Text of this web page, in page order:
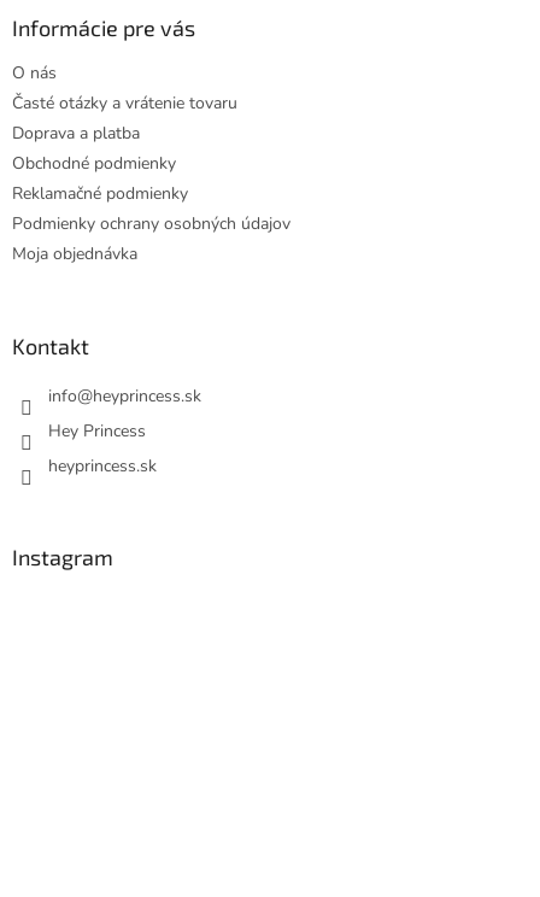
Informácie pre vás
O nás
Časté otázky a vrátenie tovaru
Doprava a platba
Obchodné podmienky
Reklamačné podmienky
Podmienky ochrany osobných údajov
Moja objednávka
Kontakt
info@heyprincess.sk
Hey Princess
heyprincess.sk
Instagram